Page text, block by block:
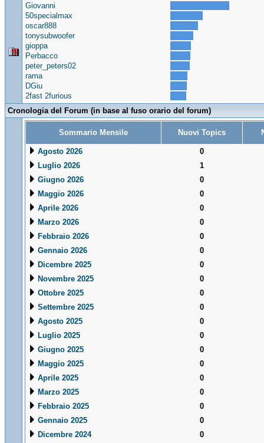
Giovanni
50specialmax
oscar888
tonysubwoofer
gioppa
Perbacco
peter_peters02
rama
DGiu
2fast 2furious
Cronologia del Forum (in base al fuso orario del forum)
Sommario Mensile Nuovi Topics
Agosto 2026
0
Luglio 2026
1
Giugno 2026
0
Maggio 2026
0
Aprile 2026
0
Marzo 2026
0
Febbraio 2026
0
Gennaio 2026
0
Dicembre 2025
0
Novembre 2025
0
Ottobre 2025
0
Settembre 2025
0
Agosto 2025
0
Luglio 2025
0
Giugno 2025
0
Maggio 2025
0
Aprile 2025
0
Marzo 2025
0
Febbraio 2025
0
Gennaio 2025
0
Dicembre 2024
0